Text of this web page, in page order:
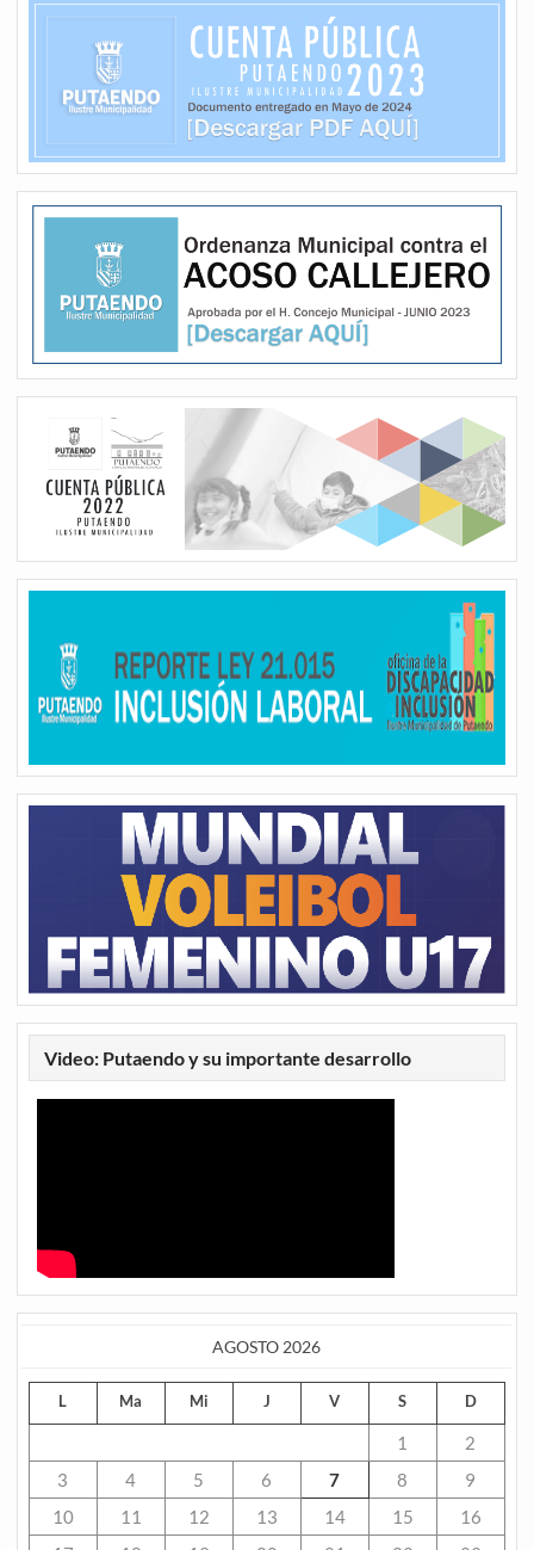
Video: Putaendo y su importante desarrollo
AGOSTO 2026
L Ma Mi J V S D
1
2
3
4 5 6 7 8
9
10
11 12 13 14 15
16